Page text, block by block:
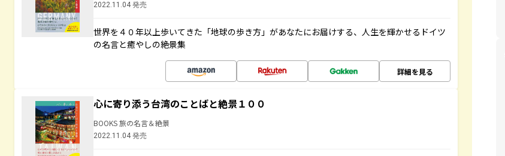
2022.11.04 発売
世界を４０年以上歩いてきた「地球の歩き方」があなたにお届けする、人生を輝かせるドイツ
の名言と癒やしの絶景集
詳細を見る
心に寄り添う台湾のことばと絶景１００
BOOKS 旅の名言＆絶景
2022.11.04 発売